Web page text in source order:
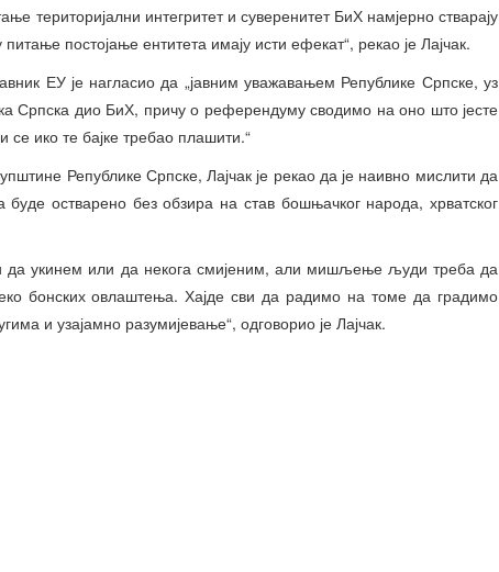
територијални интегритет и суверенитет БиХ намјерно стварају
постојање ентитета имају исти ефекат“, рекао је Лајчак.
ЕУ је нагласио да „јавним уважавањем Републике Српске, уз
Српска дио БиХ, причу о референдуму сводимо на оно што јесте
се ико те бајке требао плашити.“
Републике Српске, Лајчак је рекао да је наивно мислити да
остварено без обзира на став бошњачког народа, хрватског
да укинем или да некога смијеним, али мишљење људи треба да
бонских овлаштења. Хајде сви да радимо на томе да градимо
и узајамно разумијевање“, одговорио је Лајчак.